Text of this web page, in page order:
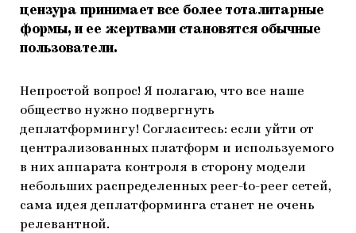
цензура принимает все более тоталитарные
формы, и ее жертвами становятся обычные
пользователи.
Непростой вопрос! Я полагаю, что все наше
общество нужно подвергнуть
деплатформингу! Согласитесь: если уйти от
централизованных платформ и используемого
в них аппарата контроля в сторону модели
небольших распределенных peer-to-peer сетей,
сама идея деплатформинга станет не очень
релевантной.